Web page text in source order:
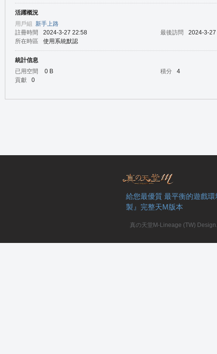
活躍概況
用戶組 新手上路
註冊時間
2024-3-27 22:58 最後訪問
2024-3-
所在時區
使用系統默認
統計信息
已用空間
0 B 積分
4
貢獻
0
給您最優質 最平衡的遊戲
製』完整天M版本
真の天堂M-Lineage (TW)